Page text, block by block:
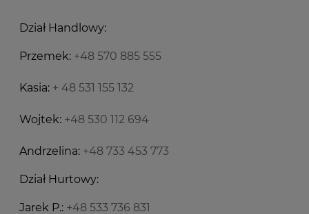
Dział Handlowy:
Przemek: +48 570 885 555
Kasia: + 48 531 155 132
Wojtek: +48 530 112 694
Andrzelina: +48 733 453 773
Dział Hurtowy:
Jarek P.: +48 533 736 831